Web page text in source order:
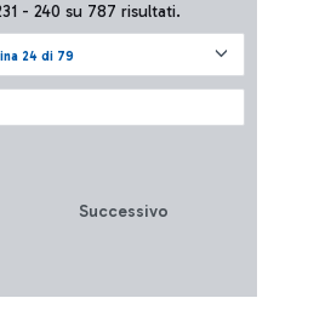
carreggiata nord (1 corsia).
verrà chiusa a partire dallo
24 di 79
- 240 su 787 risultati.
Successivo